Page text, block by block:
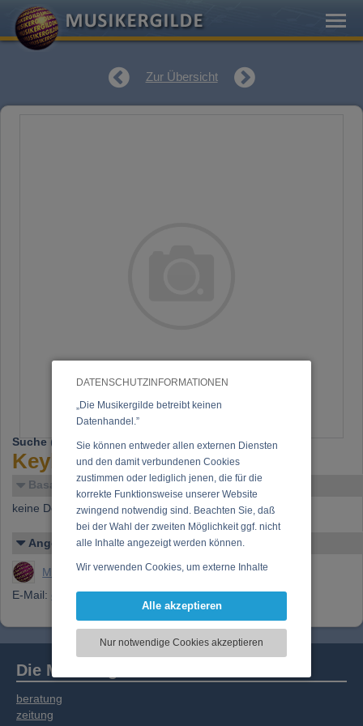
DATENSCHUTZINFORMATIONEN
„Die Musikergilde betreibt keinen
Datenhandel.”
Sie können entweder allen externen Diensten
und den damit verbundenen Cookies
zustimmen oder lediglich jenen, die für die
korrekte Funktionsweise unserer Website
zwingend notwendig sind. Beachten Sie, daß
bei der Wahl der zweiten Möglichkeit ggf. nicht
alle Inhalte angezeigt werden können.
Wir verwenden Cookies, um externe Inhalte
Funktionen für soziale Medien anbieten zu
zu analysieren. Dabei werden ggf.
Informationen zu Ihrer Verwendung unserer
soziale Medien, Werbung und Analysen
Alle akzeptieren
Nur notwendige Cookies akzeptieren
Zur Übersicht
Suche (09.06.2005):
Keyboarder für 23. Juni 05
Basar-Details
keine Details verfügbar
Angelegt von
Musikergilde Redaktion
E-Mail:
oneway@chello.at
Die Musikergilde
beratung
zeitung